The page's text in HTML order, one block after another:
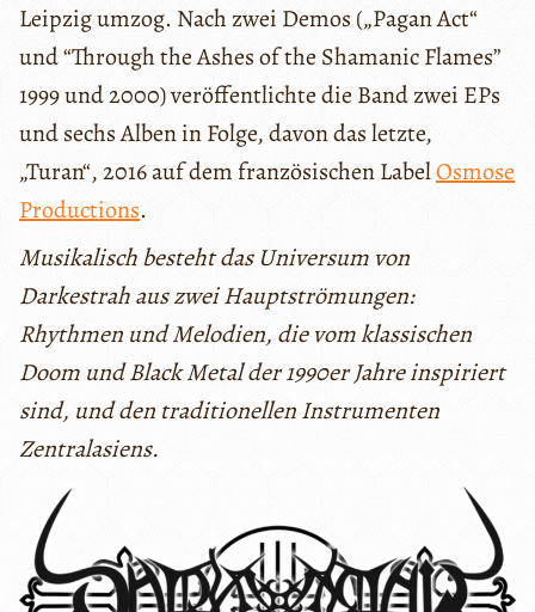
Leipzig umzog. Nach zwei Demos („Pagan Act“
und “Through the Ashes of the Shamanic Flames”
1999 und 2000) veröffentlichte die Band zwei EPs
und sechs Alben in Folge, davon das letzte,
„Turan“, 2016 auf dem französischen LabelOsmose
Productions.
Musikalisch besteht das Universum von
Darkestrah aus zwei Hauptströmungen:
Rhythmen und Melodien, die vom klassischen
Doom und Black Metal der 1990er Jahre inspiriert
sind, und den traditionellen Instrumenten
Zentralasiens.